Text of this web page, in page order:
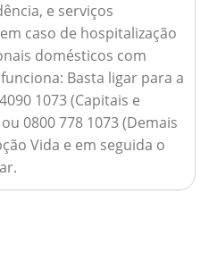
e serviços
caso de hospitalização
domésticos com
Basta ligar para a
1073 (Capitais e
0800 778 1073 (Demais
Vida e em seguida o